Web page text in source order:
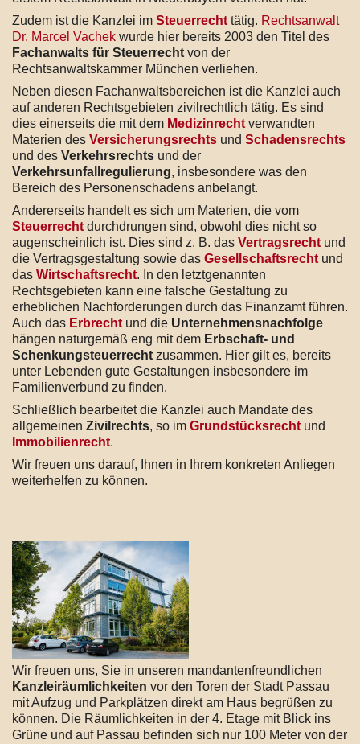
Zudem ist die Kanzlei im Steuerrecht tätig. Rechtsanwalt
Dr. Marcel Vachek wurde hier bereits 2003 den Titel des
Fachanwalts für Steuerrecht von der
Rechtsanwaltskammer München verliehen.
Neben diesen Fachanwaltsbereichen ist die Kanzlei auch
auf anderen Rechtsgebieten zivilrechtlich tätig. Es sind
dies einerseits die mit dem Medizinrecht verwandten
Materien des Versicherungsrechts und Schadensrechts
und des Verkehrsrechts und der
Verkehrsunfallregulierung, insbesondere was den
Bereich des Personenschadens anbelangt.
Andererseits handelt es sich um Materien, die vom
Steuerrecht durchdrungen sind, obwohl dies nicht so
augenscheinlich ist. Dies sind z. B. das Vertragsrecht und
die Vertragsgestaltung sowie das Gesellschaftsrecht und
das Wirtschaftsrecht. In den letztgenannten
Rechtsgebieten kann eine falsche Gestaltung zu
erheblichen Nachforderungen durch das Finanzamt führen.
Auch das Erbrecht und die Unternehmensnachfolge
hängen naturgemäß eng mit dem Erbschaft- und
Schenkungsteuerrecht zusammen. Hier gilt es, bereits
unter Lebenden gute Gestaltungen insbesondere im
Familienverbund zu finden.
Schließlich bearbeitet die Kanzlei auch Mandate des
allgemeinen Zivilrechts, so im Grundstücksrecht und
Immobilienrecht.
Wir freuen uns darauf, Ihnen in Ihrem konkreten Anliegen
weiterhelfen zu können.
Wir freuen uns, Sie in unseren mandantenfreundlichen
Kanzleiräumlichkeiten vor den Toren der Stadt Passau
mit Aufzug und Parkplätzen direkt am Haus begrüßen zu
können. Die Räumlichkeiten in der 4. Etage mit Blick ins
Grüne und auf Passau befinden sich nur 100 Meter von der